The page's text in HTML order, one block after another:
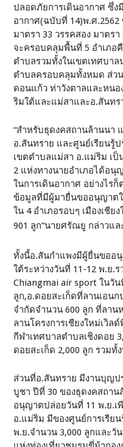
ปลอดภัยการเดินอากาศ ซึ่ง
อากาศ(ฉบับที่ 14)พ.ศ.2562
มาตรา 33 วรรคสอง มาตร
จะครอบคลุมพื้นที่ 5 อำเภอ
ตำบลรวมทั้งในเขตเทศบาล
ตำบลครอบคลุมทั้งหมด ส่ว
ดอนแก้ว ท่าวังตาลและหน
ริมใต้และแม่สาและอ.สันท
“สำหรับธุดงคสถานล้านนา
อ.สันทราย และศูนย์เรียนรู้
เขตตำบลแม่สา อ.แม่ริม เ
2 แห่งทางนายอำเภอได้อ
ในการเดินอากาศ อย่างไร
ข้อมูลที่มีผู้มายื่นขออนุญาต
ใน 4 อำเภอรอบๆ เมืองเชี
901 ลูก”นายศรัณยู กล่าวแล
ทั้งนี้อ.สันกำแพงมีผู้ยื่นขออ
ใต้ระหว่างวันที่ 11-12 พ.ย.
Chiangmai air sport ในวั
ลูก,อ.ดอยสะเก็ดที่ลานเอน
จำกัดจำนวน 600 ลูก ที่ลาน
ลานโครงการเชียงใหม่เวิล
กีฬาเทศบาลตำบลเชิงดอย
ดอยสะเก็ด 2,000 ลูก รวมทั้
ส่วนที่อ.สันทราย มีงานบุญป
บูชา ปีที่ 30 ของธุดงคสถา
อนุญาตปล่อยวันที่ 11 พ.ย.เ
อ.แม่ริม มีของศูนย์การเรีย
พ.ย.จำนวน 3,000 ลูกและวั